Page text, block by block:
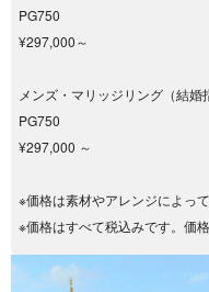
PG750
¥297,000～
メンズ・マリッジリング（結婚
PG750
¥297,000 ～
※価格は素材やアレンジによって
※価格はすべて税込みです。価